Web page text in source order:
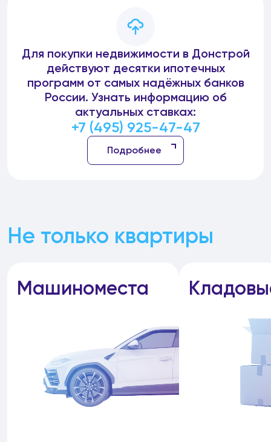
Для покупки недвижимости в Донстрой
действуют десятки ипотечных
программ от самых надёжных банков
России. Узнать информацию об
актуальных ставках:
+7 (495) 925-47-47
Подробнее
Не только квартиры
Машиноместа